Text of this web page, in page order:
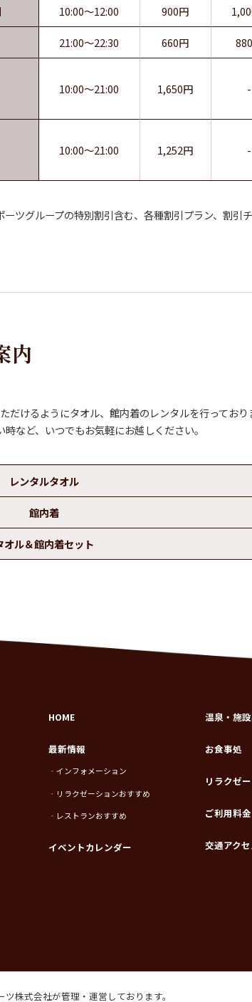
10:00～12:00 900円
21:00～22:30 660円
10:00～21:00 1,650円 -
10:00～21:00 1,252円 -
ツグループの特別割引含む、各種割引プラン、割引
内
だけるようにタオル、館内着のレンタルを行っており
など、いつでもお気軽にお越しください。
レンタルタオル
館内着
オル＆館内着セット
HOME
最新情報
‐インフォメーション
‐リラクゼーションおすすめ
‐レストランおすすめ
イベントカレンダー
温泉・施
お食事処
リラクゼ
ご利用料金
交通アク
ツ株式会社が管理・運営しております。